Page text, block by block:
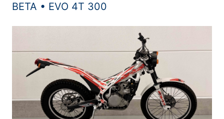
BETA • EVO 4T 300